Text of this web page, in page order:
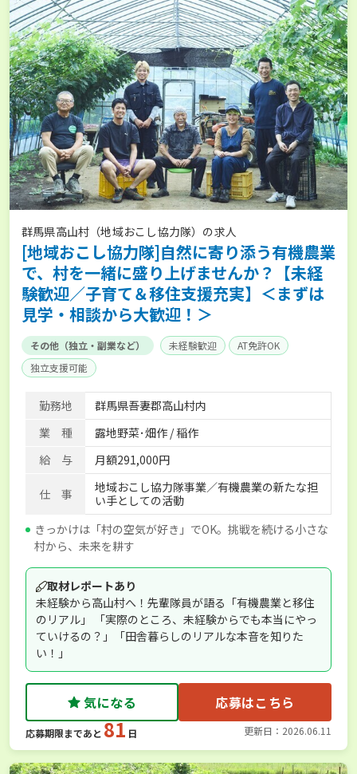
群馬県高山村（地域おこし協力隊）の求人
[地域おこし協力隊]自然に寄り添う有機農業
で、村を一緒に盛り上げませんか？【未経
験歓迎／子育て＆移住支援充実】＜まずは
見学・相談から大歓迎！＞
その他（独立・副業など） 未経験歓迎
AT免許OK
独立支援可能
勤務地
群馬県吾妻郡高山村内
業 種
露地野菜･畑作 / 稲作
給 与
月額291,000円
仕 事
地域おこし協力隊事業／有機農業の新たな担
い手としての活動
きっかけは「村の空気が好き」でOK。挑戦を続ける小さな
村から、未来を耕す
取材レポートあり
未経験から高山村へ！先輩隊員が語る「有機農業と移住
のリアル」 「実際のところ、未経験からでも本当にやっ
ていけるの？」「田舎暮らしのリアルな本音を知りた
い！」
気になる 応募はこちら
応募期限まであと 81 日 更新日：2026.06.11